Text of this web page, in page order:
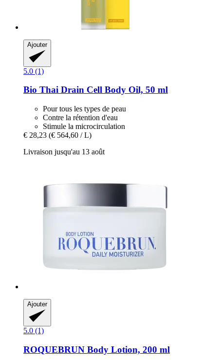
Ajouter
5.0 (1)
Bio Thai Drain Cell Body Oil, 50 ml
Pour tous les types de peau
Contre la rétention d'eau
Stimule la microcirculation
€ 28,23 (€ 564,60 / L)
Livraison jusqu'au 13 août
Ajouter
5.0 (1)
ROQUEBRUN Body Lotion, 200 ml